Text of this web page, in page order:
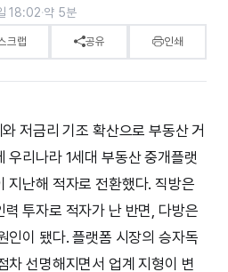
18:02·약 5분
크랩 공유 인쇄
저금리 기조 확산으로 부동산 거
우리나라 1세대 부동산 중개플랫
지난해 적자로 전환했다. 직방은
투자로 적자가 난 반면, 다방은
인이 됐다. 플랫폼 시장의 승자독
차 선명해지면서 업계 지형이 변